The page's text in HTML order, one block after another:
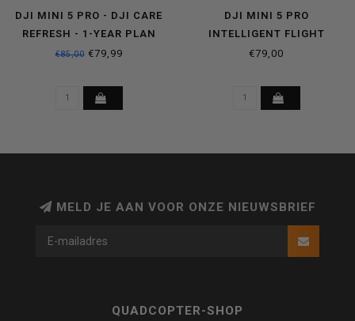
DJI MINI 5 PRO - DJI CARE
REFRESH - 1-YEAR PLAN
CARD
€85,00€79,99
DJI MINI 5 PRO
INTELLIGENT FLIGHT
BATTERY
€79,00
MELD JE AAN VOOR ONZE NIEUWSBRIEF
QUADCOPTER-SHOP